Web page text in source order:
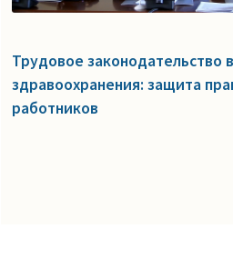
Трудовое законодательство
здравоохранения: защита
работников